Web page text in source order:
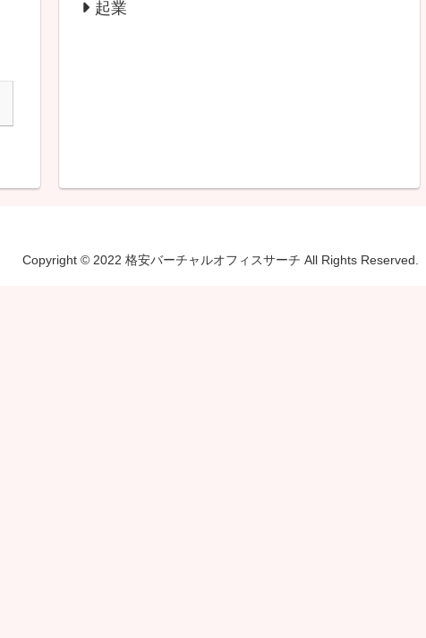
起業
Copyright © 2022 格安バーチャルオフィスサーチ All Rights Reserved.